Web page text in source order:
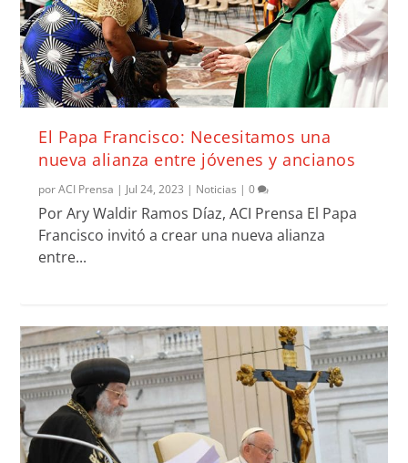
El Papa Francisco: Necesitamos una
nueva alianza entre jóvenes y ancianos
porACI Prensa | Jul 24, 2023 | Noticias |0
Por Ary Waldir Ramos Díaz, ACI Prensa El Papa
Francisco invitó a crear una nueva alianza
entre...